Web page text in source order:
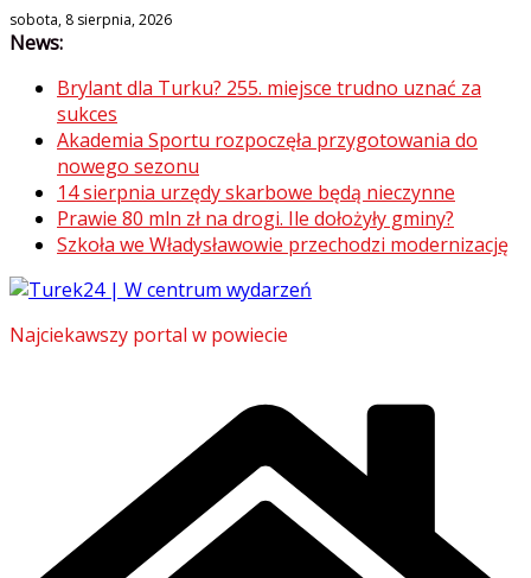
Skip
to
sobota, 8 sierpnia, 2026
News:
Brylant dla Turku? 255. miejsce trudno uznać za
sukces
Akademia Sportu rozpoczęła przygotowania do
nowego sezonu
14 sierpnia urzędy skarbowe będą nieczynne
Prawie 80 mln zł na drogi. Ile dołożyły gminy?
Szkoła we Władysławowie przechodzi modernizację
Najciekawszy portal w powiecie